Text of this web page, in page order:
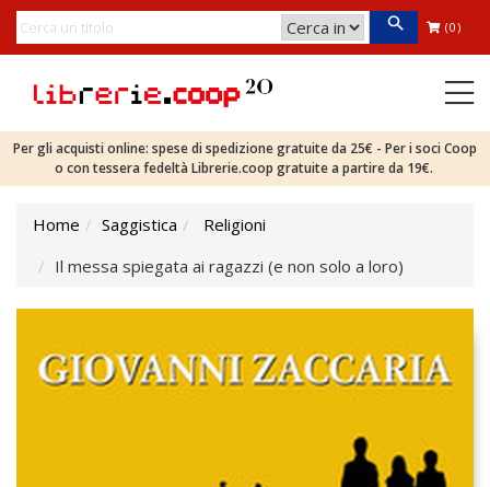
(0)
Per gli acquisti online: spese di spedizione gratuite da 25€ - Per i soci Coop
o con tessera fedeltà Librerie.coop gratuite a partire da 19€.
Home Saggistica
Religioni
Il messa spiegata ai ragazzi (e non solo a loro)